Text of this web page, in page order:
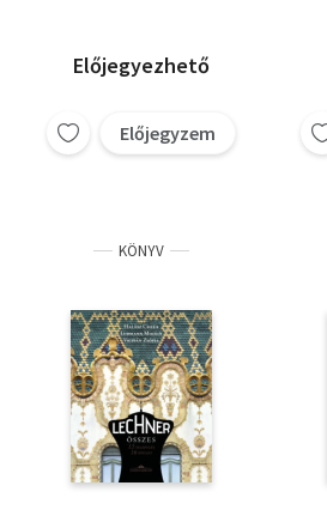
Előjegyezhető
Előjegyzem
KÖNYV